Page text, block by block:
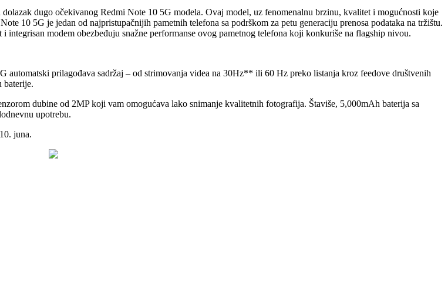
dugo očekivanog Redmi Note 10 5G modela. Ovaj model, uz fenomenalnu brzinu, kvalitet i mogućnosti koje
10 5G je jedan od najpristupačnijih pametnih telefona sa podrškom za petu generaciju prenosa podataka na tržištu.
modem obezbeđuju snažne performanse ovog pametnog telefona koji konkuriše na flagship nivou.
prilagođava sadržaj – od strimovanja videa na 30Hz** ili 60 Hz preko listanja kroz feedove društvenih
baterije.
dubine od 2MP koji vam omogućava lako snimanje kvalitetnih fotografija. Štaviše, 5,000mAh baterija sa
upotrebu.
juna.